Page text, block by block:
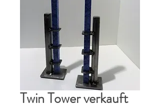
Twin Tower verkauft